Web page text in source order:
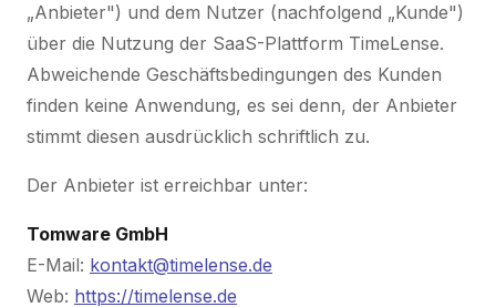
„Anbieter") und dem Nutzer (nachfolgend „Kunde")
über die Nutzung der SaaS-Plattform TimeLense.
Abweichende Geschäftsbedingungen des Kunden
finden keine Anwendung, es sei denn, der Anbieter
stimmt diesen ausdrücklich schriftlich zu.
Der Anbieter ist erreichbar unter:
Tomware GmbH
E-Mail: kontakt@timelense.de
Web: https://timelense.de